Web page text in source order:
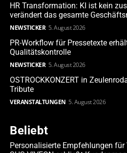
HR Transformation: KI ist kein
verändert das gesamte
NEWSTICKER 5. August 2026
PR-Workflow für Pressetexte
Qualitätskontrolle
NEWSTICKER 5. August 2026
OSTROCKKONZERT in
Tribute
VERANSTALTUNGEN 5. August 2026
Beliebt
Personalisierte Empfehlungen